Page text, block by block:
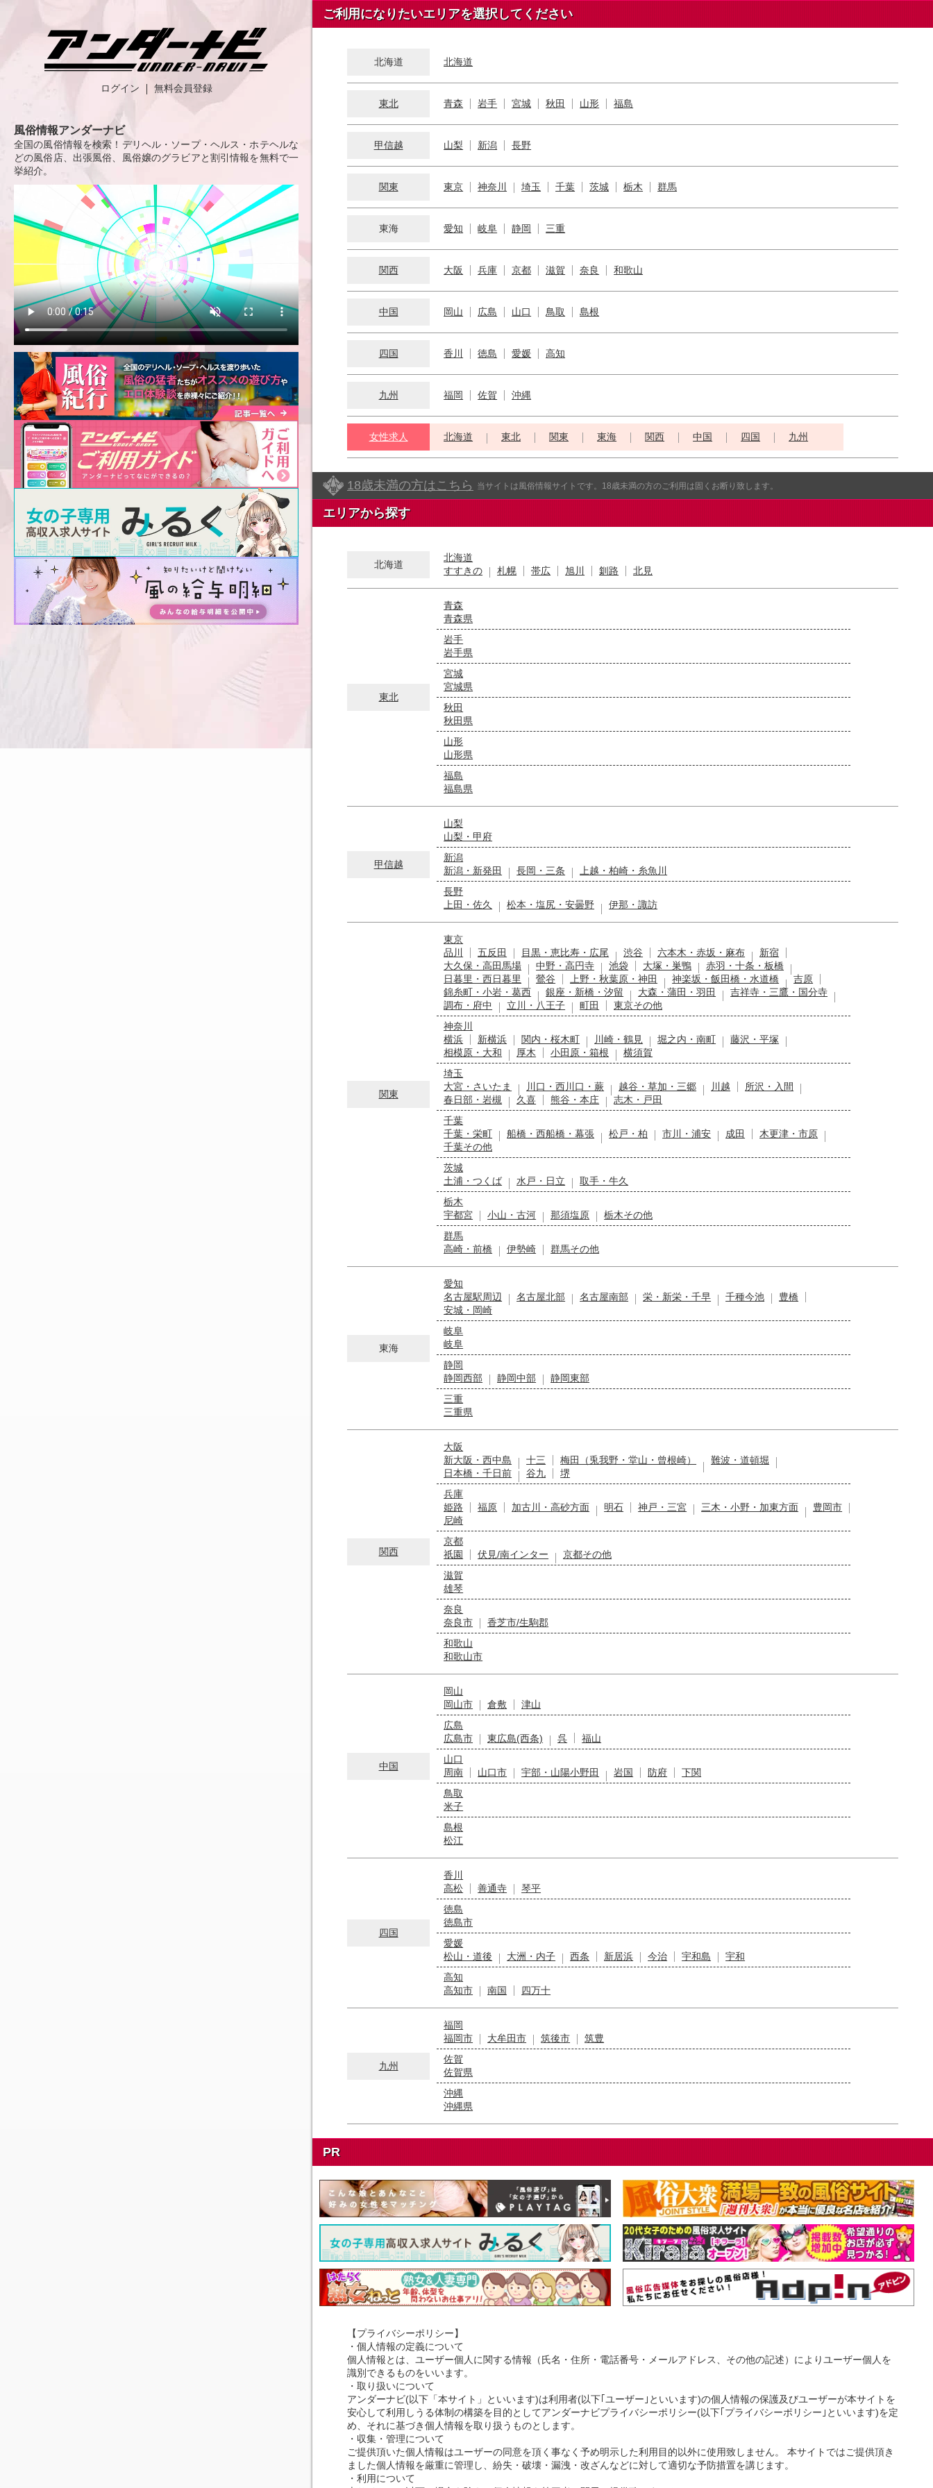
ログイン 無料会員登録
風俗情報アンダーナビ
全国の風俗情報を検索！デリヘル・ソープ・ヘルス・ホテヘルな
どの風俗店、出張風俗、風俗嬢のグラビアと割引情報を無料で一
挙紹介。
ご利用になりたいエリアを選択してください
北海道 北海道
東北 青森 岩手 宮城 秋田 山形 福島
甲信越 山梨 新潟 長野
関東 東京 神奈川 埼玉 千葉 茨城 栃木 群馬
東海 愛知 岐阜 静岡 三重
関西 大阪 兵庫 京都 滋賀 奈良 和歌山
中国 岡山 広島 山口 鳥取 島根
四国 香川 徳島 愛媛 高知
九州 福岡 佐賀 沖縄
女性求人 北海道 東北 関東 東海 関西 中国 四国 九州
18歳未満の方はこちら 当サイトは風俗情報サイトです。18歳未満の方のご利用は固くお断り致します。
エリアから探す
北海道
北海道
すすきの
札幌 帯広 旭川 釧路 北見
東北
青森
青森県
岩手
岩手県
宮城
宮城県
秋田
秋田県
山形
山形県
福島
福島県
甲信越
山梨
山梨・甲府
新潟
新潟・新発田
長岡・三条
上越・柏崎・糸魚川
長野
上田・佐久
松本・塩尻・安曇野 伊那・諏訪
関東
東京
品川
五反田 目黒・恵比寿・広尾 渋谷 六本木・赤坂・麻布
新宿
大久保・高田馬場
中野・高円寺 池袋 大塚・巣鴨
赤羽・十条・板橋
日暮里・西日暮里
鶯谷 上野・秋葉原・神田 神楽坂・飯田橋・水道橋
吉原
錦糸町・小岩・葛西
銀座・新橋・汐留 大森・蒲田・羽田
吉祥寺・三鷹・国分寺
調布・府中
立川・八王子 町田
東京その他
神奈川
横浜
新横浜 関内・桜木町 川崎・鶴見 堀之内・南町
藤沢・平塚
相模原・大和
厚木 小田原・箱根
横須賀
埼玉
大宮・さいたま
川口・西川口・蕨 越谷・草加・三郷 川越
所沢・入間
春日部・岩槻
久喜 熊谷・本庄
志木・戸田
千葉
千葉・栄町
船橋・西船橋・幕張 松戸・柏 市川・浦安 成田
木更津・市原
千葉その他
茨城
土浦・つくば
水戸・日立
取手・牛久
栃木
宇都宮
小山・古河 那須塩原
栃木その他
群馬
高崎・前橋
伊勢崎 群馬その他
東海
愛知
名古屋駅周辺
名古屋北部 名古屋南部 栄・新栄・千早 千種今池
豊橋
安城・岡崎
岐阜
岐阜
静岡
静岡西部
静岡中部
静岡東部
三重
三重県
関西
大阪
新大阪・西中島
十三 梅田（兎我野・堂山・曾根崎）
難波・道頓堀
日本橋・千日前
谷九
堺
兵庫
姫路
福原 加古川・高砂方面 明石 神戸・三宮 三木・小野・加東方面
豊岡市
尼崎
京都
祇園
伏見/南インター
京都その他
滋賀
雄琴
奈良
奈良市
香芝市/生駒郡
和歌山
和歌山市
中国
岡山
岡山市
倉敷
津山
広島
広島市
東広島(西条) 呉
福山
山口
周南
山口市 宇部・山陽小野田 岩国 防府
下関
鳥取
米子
島根
松江
四国
香川
高松
善通寺
琴平
徳島
徳島市
愛媛
松山・道後
大洲・内子 西条 新居浜 今治 宇和島
宇和
高知
高知市
南国 四万十
九州
福岡
福岡市
大牟田市 筑後市
筑豊
佐賀
佐賀県
沖縄
沖縄県
PR
【プライバシーポリシー】
・個人情報の定義について
個人情報とは、ユーザー個人に関する情報（氏名・住所・電話番号・メールアドレス、その他の記述）によりユーザー個人を
識別できるものをいいます。
・取り扱いについて
アンダーナビ(以下「本サイト」といいます)は利用者(以下｢ユーザー｣といいます)の個人情報の保護及びユーザーが本サイトを
安心して利用しうる体制の構築を目的としてアンダーナビプライバシーポリシー(以下｢プライバシーポリシー｣といいます)を定
め、それに基づき個人情報を取り扱うものとします。
・収集・管理について
ご提供頂いた個人情報はユーザーの同意を頂く事なく予め明示した利用目的以外に使用致しません。 本サイトではご提供頂き
ました個人情報を厳重に管理し、紛失・破壊・漏洩・改ざんなどに対して適切な予防措置を講じます。
・利用について